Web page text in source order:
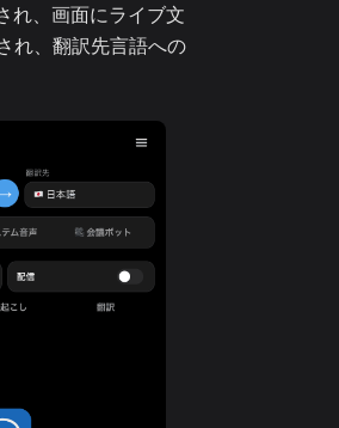
、画面にライブ文
れ、翻訳先言語への